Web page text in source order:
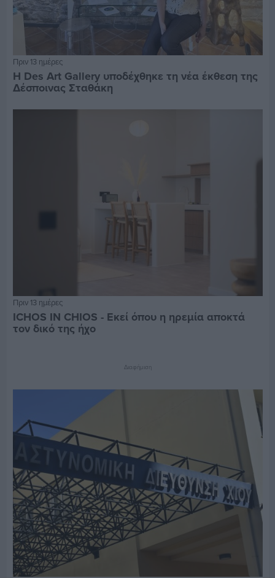
Πριν 13 ημέρες
Η Des Art Gallery υποδέχθηκε τη νέα έκθεση της
Δέσποινας Σταθάκη
Πριν 13 ημέρες
ICHOS IN CHIOS - Εκεί όπου η ηρεμία αποκτά
τον δικό της ήχο
Διαφήμιση